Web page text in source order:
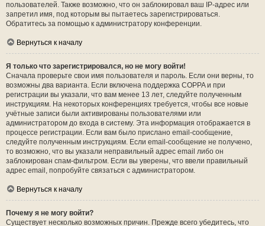
пользователей. Также возможно, что он заблокировал ваш IP-адрес или
запретил имя, под которым вы пытаетесь зарегистрироваться.
Обратитесь за помощью к администратору конференции.
Вернуться к началу
Я только что зарегистрировался, но не могу войти!
Сначала проверьте свои имя пользователя и пароль. Если они верны, то
возможны два варианта. Если включена поддержка COPPA и при
регистрации вы указали, что вам менее 13 лет, следуйте полученным
инструкциям. На некоторых конференциях требуется, чтобы все новые
учётные записи были активированы пользователями или
администратором до входа в систему. Эта информация отображается в
процессе регистрации. Если вам было прислано email-сообщение,
следуйте полученным инструкциям. Если email-сообщение не получено,
то возможно, что вы указали неправильный адрес email либо он
заблокирован спам-фильтром. Если вы уверены, что ввели правильный
адрес email, попробуйте связаться с администратором.
Вернуться к началу
Почему я не могу войти?
Существует несколько возможных причин. Прежде всего убедитесь, что